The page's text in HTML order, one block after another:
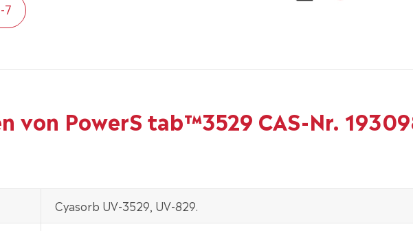
7
von PowerS tab™3529 CAS-Nr.
Cyasorb UV-3529, UV-829.